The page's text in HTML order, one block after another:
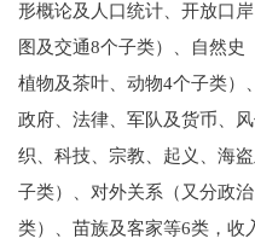
形概论及人口统计、开放口
图及交通8个子类）、自然史
植物及茶叶、动物4个子类）
政府、法律、军队及货币、
织、科技、宗教、起义、海
子类）、对外关系（又分政
类）、苗族及客家等6类，收